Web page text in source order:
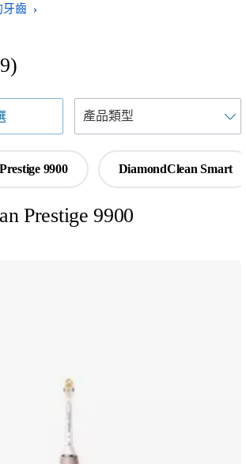
牙齒
)
9900 DiamondClean Smart
Prestige 9900